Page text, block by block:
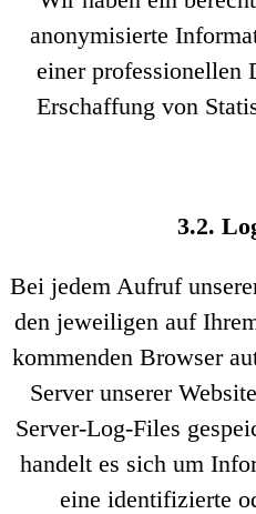
anonymisierte
einer professionellen
Erschaffung von
3.2.
Bei jedem Aufruf
den jeweiligen auf
kommenden Browser
Server unserer
Server-Log-Files
handelt es sich um
eine identifizierte